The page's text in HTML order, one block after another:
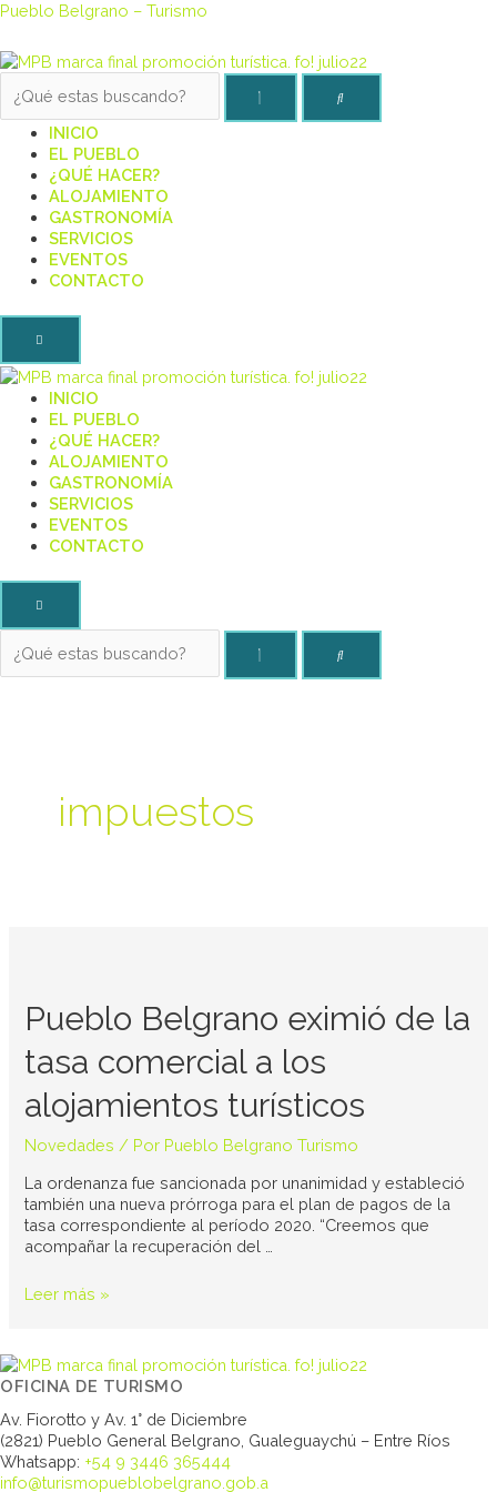
Pueblo Belgrano – Turismo
INICIO
EL PUEBLO
¿QUÉ HACER?
ALOJAMIENTO
GASTRONOMÍA
SERVICIOS
EVENTOS
CONTACTO
INICIO
EL PUEBLO
¿QUÉ HACER?
ALOJAMIENTO
GASTRONOMÍA
SERVICIOS
EVENTOS
CONTACTO
impuestos
Pueblo Belgrano eximió de la
tasa comercial a los
alojamientos turísticos
Novedades / Por Pueblo Belgrano Turismo
La ordenanza fue sancionada por unanimidad y estableció
también una nueva prórroga para el plan de pagos de la
tasa correspondiente al período 2020. “Creemos que
acompañar la recuperación del …
eximió
de
tasa
a
alojamientos
Leer más »
OFICINA DE TURISMO
Av. Fiorotto y Av. 1° de Diciembre
(2821) Pueblo General Belgrano, Gualeguaychú – Entre Ríos
Whatsapp: +54 9 3446 365444
info@turismopueblobelgrano.gob.a